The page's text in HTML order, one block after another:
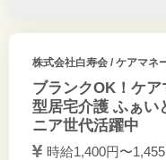
株式会社白寿会/ ケアマネ
ブランクOK！ケ
型居宅介護 ふぁい
ニア世代活躍中
時給1,400円〜